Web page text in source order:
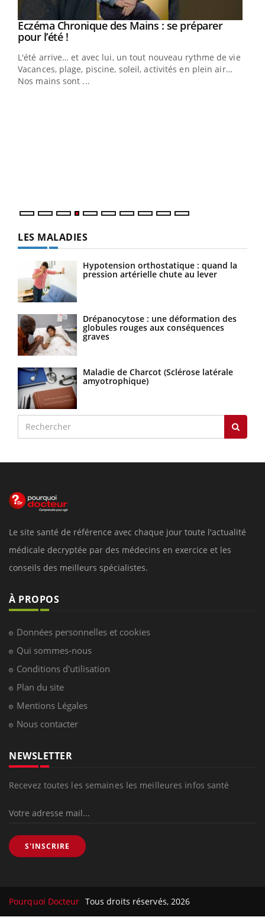
Youtube
Eczéma Chronique des Mains : se préparer
pour l’été !Youtube
L'été arrive… et avec lui, un tout nouveau rythme de vie !
Vacances, plage, piscine, soleil, activités en plein air…
Nos mains sont ...
LES MALADIES
Hypotension orthostatique : quand la
pression artérielle chute au lever
Drépanocytose : une déformation des
globules rouges aux conséquences
graves
Maladie de Charcot (Sclérose latérale
amyotrophique)
Le site santé de référence avec chaque jour toute l'actualité
médicale decryptée par des médecins en exercice et les
conseils des meilleurs spécialistes.
À PROPOS
Données personnelles et cookies
Qui sommes-nous
Conditions d'utilisation
Plan du site
Mentions Légales
Nous contacter
NEWSLETTER
Recevez toutes les semaines les meilleures infos santé
S'INSCRIRE
Pourquoi Docteur Tous droits réservés, 2026